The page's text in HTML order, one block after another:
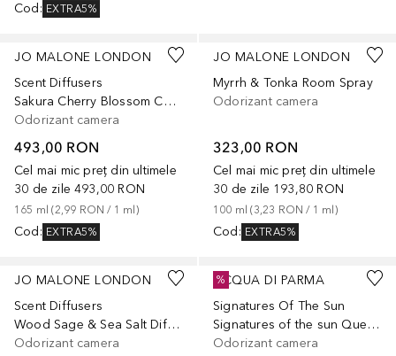
Cod: EXTRA5%
JO MALONE LONDON
Scent Diffusers
Sakura Cherry Blossom Cologne Diffuser
Odorizant camera
493,00 RON
Cel mai mic preț din ultimele
30 de zile 493,00 RON
165 ml (2,99 RON / 1 ml )
Cod: EXTRA5%
JO MALONE LONDON
Myrrh & Tonka Room Spray
Odorizant camera
323,00 RON
Cel mai mic preț din ultimele
30 de zile 193,80 RON
100 ml (3,23 RON / 1 ml )
Cod: EXTRA5%
JO MALONE LONDON
Scent Diffusers
Wood Sage & Sea Salt Diffuser
Odorizant camera
ACQUA DI PARMA
Signatures Of The Sun
Signatures of the sun Quercia Difusser
Odorizant camera
%